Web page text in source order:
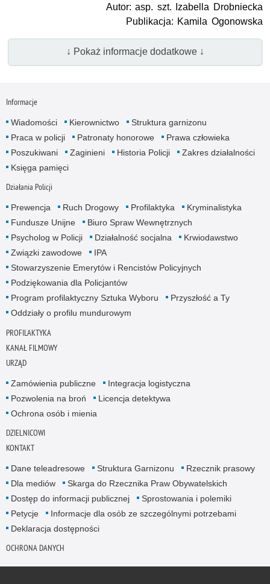
Autor: asp. szt. Izabella Drobniecka
Publikacja: Kamila Ogonowska
↓ Pokaż informacje dodatkowe ↓
Informacje
Wiadomości Kierownictwo
Struktura garnizonu
Praca w policji
Patronaty honorowe
Prawa człowieka
Poszukiwani
Zaginieni Historia Policji
Zakres działalności
Księga pamięci
Działania Policji
Prewencja Ruch Drogowy Profilaktyka
Kryminalistyka
Fundusze Unijne
Biuro Spraw Wewnętrznych
Psycholog w Policji
Działalność socjalna
Krwiodawstwo
Związki zawodowe
IPA
Stowarzyszenie Emerytów i Rencistów Policyjnych
Podziękowania dla Policjantów
Program profilaktyczny Sztuka Wyboru
Przyszłość a Ty
Oddziały o profilu mundurowym
PROFILAKTYKA
KANAŁ FILMOWY
URZĄD
Zamówienia publiczne
Integracja logistyczna
Pozwolenia na broń
Licencja detektywa
Ochrona osób i mienia
DZIELNICOWI
KONTAKT
Dane teleadresowe Struktura Garnizonu
Rzecznik prasowy
Dla mediów
Skarga do Rzecznika Praw Obywatelskich
Dostęp do informacji publicznej
Sprostowania i polemiki
Petycje
Informacje dla osób ze szczególnymi potrzebami
Deklaracja dostępności
OCHRONA DANYCH